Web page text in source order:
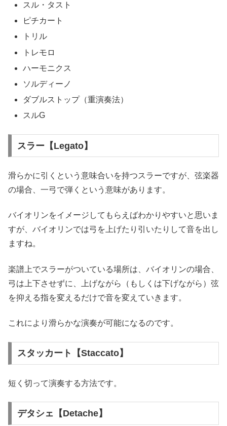
スル・タスト
ピチカート
トリル
トレモロ
ハーモニクス
ソルディーノ
ダブルストップ（重演奏法）
スルG
スラー【Legato】
滑らかに引くという意味合いを持つスラーですが、弦楽器
の場合、一弓で弾くという意味があります。
バイオリンをイメージしてもらえばわかりやすいと思いま
すが、バイオリンでは弓を上げたり引いたりして音を出し
ますね。
楽譜上でスラーがついている場所は、バイオリンの場合、
弓は上下させずに、上げながら（もしくは下げながら）弦
を抑える指を変えるだけで音を変えていきます。
これにより滑らかな演奏が可能になるのです。
スタッカート【Staccato】
短く切って演奏する方法です。
デタシェ【Detache】